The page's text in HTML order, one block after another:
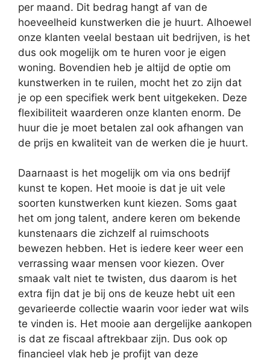
per maand. Dit bedrag hangt af van de
hoeveelheid kunstwerken die je huurt. Alhoewel
onze klanten veelal bestaan uit bedrijven, is het
dus ook mogelijk om te huren voor je eigen
woning. Bovendien heb je altijd de optie om
kunstwerken in te ruilen, mocht het zo zijn dat
je op een specifiek werk bent uitgekeken. Deze
flexibiliteit waarderen onze klanten enorm. De
huur die je moet betalen zal ook afhangen van
de prijs en kwaliteit van de werken die je huurt.
Daarnaast is het mogelijk om via ons bedrijf
kunst te kopen. Het mooie is dat je uit vele
soorten kunstwerken kunt kiezen. Soms gaat
het om jong talent, andere keren om bekende
kunstenaars die zichzelf al ruimschoots
bewezen hebben. Het is iedere keer weer een
verrassing waar mensen voor kiezen. Over
smaak valt niet te twisten, dus daarom is het
extra fijn dat je bij ons de keuze hebt uit een
gevarieerde collectie waarin voor ieder wat wils
te vinden is. Het mooie aan dergelijke aankopen
is dat ze fiscaal aftrekbaar zijn. Dus ook op
financieel vlak heb je profijt van deze